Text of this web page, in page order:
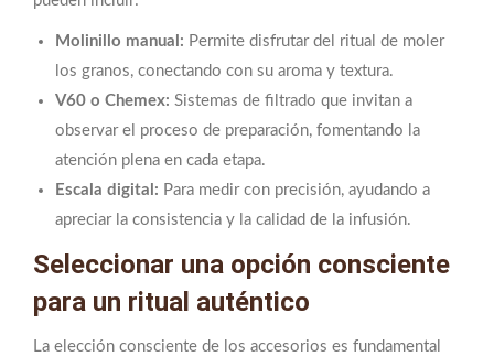
Molinillo manual: Permite disfrutar del ritual de moler
los granos, conectando con su aroma y textura.
V60 o Chemex: Sistemas de filtrado que invitan a
observar el proceso de preparación, fomentando la
atención plena en cada etapa.
Escala digital: Para medir con precisión, ayudando a
apreciar la consistencia y la calidad de la infusión.
Seleccionar una opción consciente
para un ritual auténtico
La elección consciente de los accesorios es fundamental